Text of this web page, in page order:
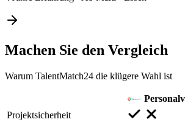
Machen Sie den Vergleich
Warum TalentMatch24 die klügere Wahl ist
Projektsicherheit